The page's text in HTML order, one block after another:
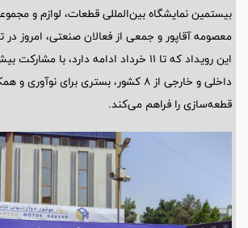
بیستمین نمایشگاه بین‌المللی قطعات، لوازم و
معصومه آقاپور و جمعی از فعالان صنعتی، امروز
داخلی و خارجی از ۸ کشور، بستری برای
قطعه‌سازی را فراهم می‌کند.